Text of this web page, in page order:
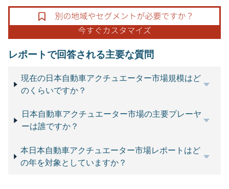
レポートで回答される主要な質問
現在の日本自動車アクチュエーター市場規模はど
のくらいですか？
日本自動車アクチュエーター市場の主要プレーヤ
ーは誰ですか？
本日本自動車アクチュエーター市場レポートはど
の年を対象としていますか？